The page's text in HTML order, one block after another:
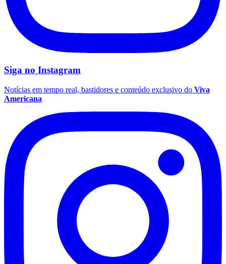
São Paulo
Siga no Instagram
Notícias em tempo real, bastidores e conteúdo exclusivo do Viva
Americana